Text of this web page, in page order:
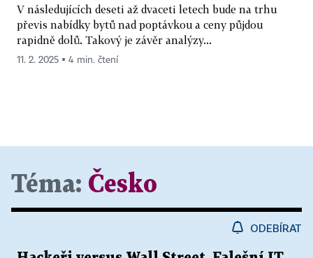
V následujících deseti až dvaceti letech bude na trhu
převis nabídky bytů nad poptávkou a ceny půjdou
rapidně dolů. Takový je závěr analýzy...
11. 2. 2025 ▪ 4 min. čtení
Téma: Česko
ODEBÍRAT